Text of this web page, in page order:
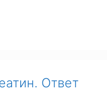
Ответ